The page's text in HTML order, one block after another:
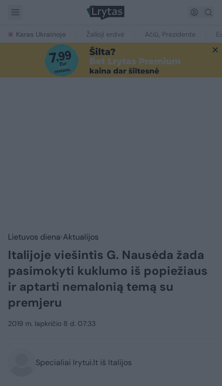
Karas Ukrainoje Žalioji erdvė Ačiū, Prezidente
Lietuvos diena Aktualijos
Italijoje viešintis G. Nausėda žada
pasimokyti kuklumo iš popiežiaus
ir aptarti nemalonią temą su
premjeru
2019 m. lapkričio 8 d. 07:33
Specialiai lrytui.lt iš Italijos